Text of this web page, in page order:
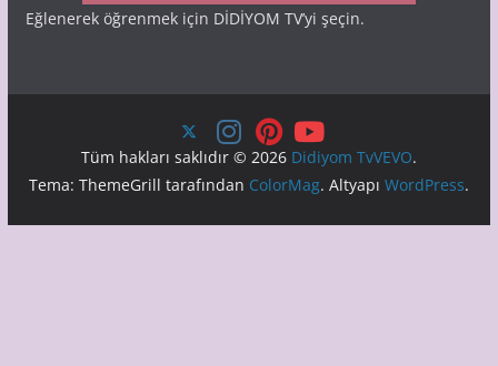
Eğlenerek öğrenmek için DİDİYOM TV’yi şeçin.
Tüm hakları saklıdır © 2026 Didiyom TvVEVO.
Tema: ThemeGrill tarafından ColorMag. Altyapı WordPress.